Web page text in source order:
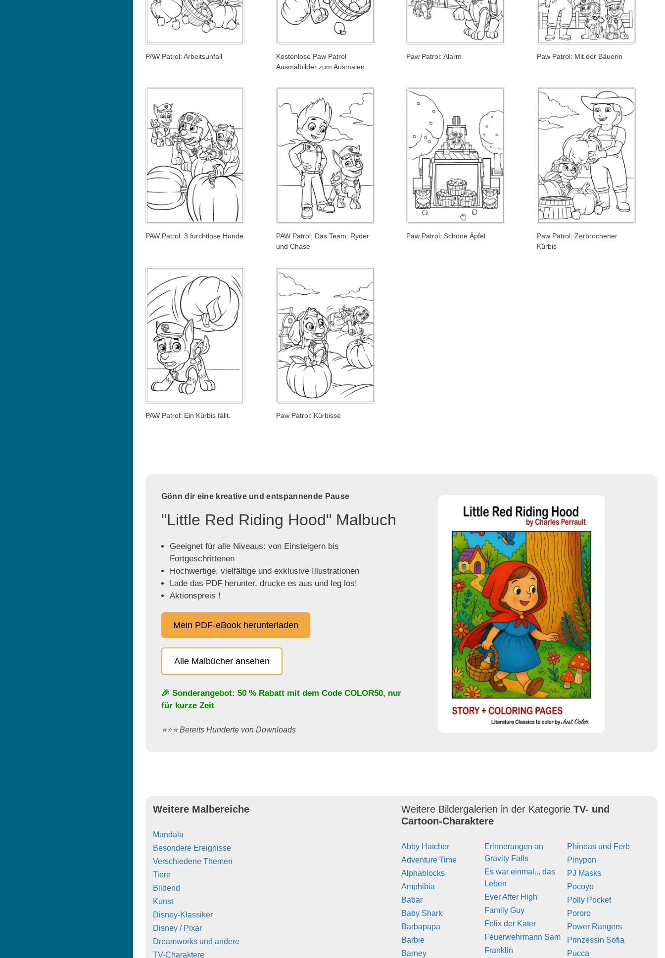
PAW Patrol: Arbeitsunfall
Kostenlose Paw Patrol
Ausmalbilder zum Ausmalen
Paw Patrol: Alarm Paw Patrol: Mit der Bäuerin
PAW Patrol: 3 furchtlose Hunde
PAW Patrol: Das Team: Ryder
und Chase
Paw Patrol: Schöne Äpfel
Paw Patrol: Zerbrochener
Kürbis
PAW Patrol: Ein Kürbis fällt. Paw Patrol: Kürbisse
Gönn dir eine kreative und entspannende Pause
"Little Red Riding Hood" Malbuch
Geeignet für alle Niveaus: von Einsteigern bis
Fortgeschrittenen
Hochwertige, vielfältige und exklusive Illustrationen
Lade das PDF herunter, drucke es aus und leg los!
Aktionspreis !
Mein PDF-eBook herunterladen
Alle Malbücher ansehen
🎉 Sonderangebot: 50 % Rabatt mit dem Code COLOR50, nur
für kurze Zeit
⭐️⭐️⭐️ Bereits Hunderte von Downloads
Weitere Malbereiche
Mandala
Besondere Ereignisse
Verschiedene Themen
Tiere
Bildend
Kunst
Disney-Klassiker
Disney / Pixar
Dreamworks und andere
TV-Charaktere
Weitere Bildergalerien in der KategorieTV- und
Cartoon-Charaktere
Abby Hatcher
Adventure Time
Alphablocks
Amphibia
Babar
Baby Shark
Barbapapa
Barbie
Barney
Erinnerungen an
Gravity Falls
Es war einmal... das
Leben
Ever After High
Family Guy
Felix der Kater
Feuerwehrmann Sam
Franklin
Phineas und Ferb
Pinypon
PJ Masks
Pocoyo
Polly Pocket
Pororo
Power Rangers
Prinzessin Sofia
Pucca